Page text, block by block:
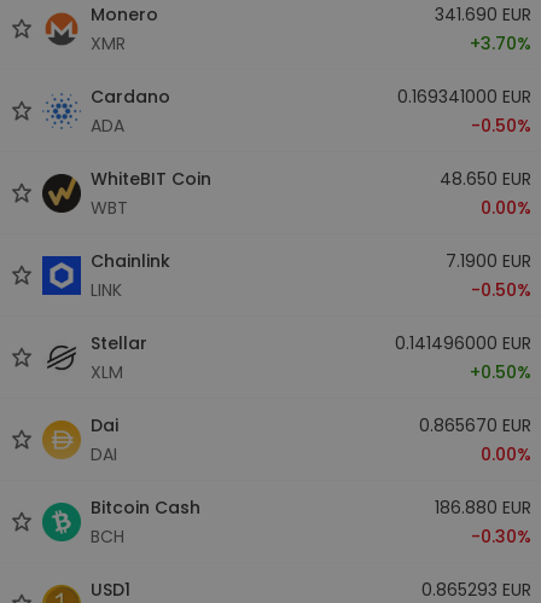
Monero
XMR
341.690 EUR
+3.70%
Cardano
ADA
0.169341000 EUR
-0.50%
WhiteBIT Coin
WBT
48.650 EUR
0.00%
Chainlink
LINK
7.1900 EUR
-0.50%
Stellar
XLM
0.141496000 EUR
+0.50%
Dai
DAI
0.865670 EUR
0.00%
Bitcoin Cash
BCH
186.880 EUR
-0.30%
USD1
0.865293 EUR